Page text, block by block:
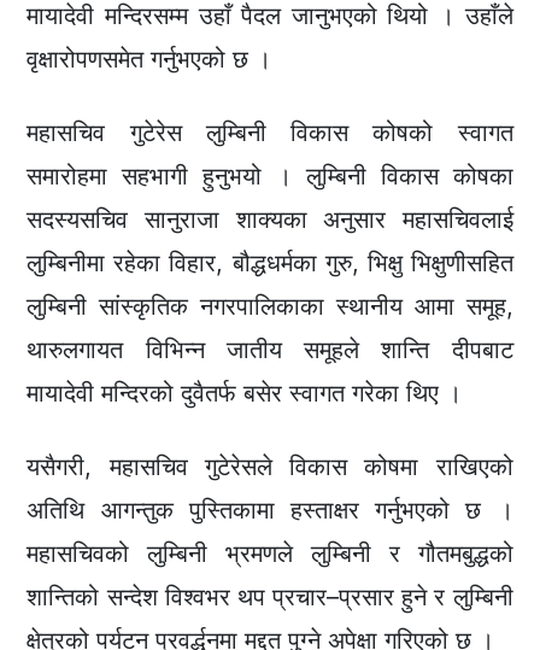
मायादेवी मन्दिरसम्म उहाँ पैदल जानुभएको थियो । उहाँले
वृक्षारोपणसमेत गर्नुभएको छ ।
महासचिव गुटेरेस लुम्बिनी विकास कोषको स्वागत
समारोहमा सहभागी हुनुभयो । लुम्बिनी विकास कोषका
सदस्यसचिव सानुराजा शाक्यका अनुसार महासचिवलाई
लुम्बिनीमा रहेका विहार, बौद्धधर्मका गुरु, भिक्षु भिक्षुणीसहित
लुम्बिनी सांस्कृतिक नगरपालिकाका स्थानीय आमा समूह,
थारुलगायत विभिन्न जातीय समूहले शान्ति दीपबाट
मायादेवी मन्दिरको दुवैतर्फ बसेर स्वागत गरेका थिए ।
यसैगरी, महासचिव गुटेरेसले विकास कोषमा राखिएको
अतिथि आगन्तुक पुस्तिकामा हस्ताक्षर गर्नुभएको छ ।
महासचिवको लुम्बिनी भ्रमणले लुम्बिनी र गौतमबुद्धको
शान्तिको सन्देश विश्वभर थप प्रचार–प्रसार हुने र लुम्बिनी
क्षेत्रको पर्यटन प्रवर्द्धनमा मद्दत पुग्ने अपेक्षा गरिएको छ ।